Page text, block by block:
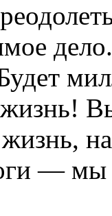
— мы